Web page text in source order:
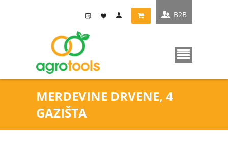
MERDEVINE DRVENE, 4
GAZIŠTA
B2B